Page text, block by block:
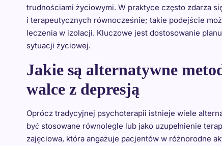
trudnościami życiowymi. W praktyce często zdarza
i terapeutycznych równocześnie; takie podejście
leczenia w izolacji. Kluczowe jest dostosowanie
sytuacji życiowej.
Jakie są alternatywne
walce z depresją
Oprócz tradycyjnej psychoterapii istnieje wiele
być stosowane równolegle lub jako uzupełnienie
zajęciowa, która angażuje pacjentów w różnorodne